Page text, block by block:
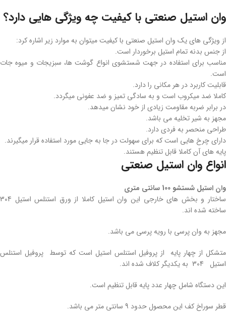
وان استیل صنعتی با کیفیت چه ویژگی هایی دارد؟
از ویژگی های یک وان استیل صنعتی با کیفیت میتوان به موارد زیر اشاره کرد:
از جنس بدنه تمام استیل برخوردار است.
مناسب برای استفاده در جهت شستشوی انواع گوشت ها، سبزیجات و میوه جات
است.
قابلیت کاربرد در هر مکانی را دارد.
کاملا ضد میکروب است و به سادگی تمیز و ضد عفونی میگردد.
در برابر ضربه مقاومت زیادی از خود نشان میدهد.
مجهز به شیر تخلیه می باشد.
طراحی منحصر به فردی دارد.
دارای چرخ هایی است که برای سهولت در جا به جایی مورد استفاده قرار میگیرند.
پایه های آن کاملا قابل تنظیم هستند.
انواع وان استیل صنعتی
وان استیل شستشو 100 سانتی متری
ساختار و بخش های خارجی این وان استیل کاملا از ورق استنلس استیل 304
ساخته شده اند.
مجهز به وان پرسی با رویه پرسی می باشد.
متشکل از چهار پایه از پروفیل استنلس استیل است که توسط پروفیل استنلس
استیل 304 به یکدیگر کلاف شده اند.
این دستگاه شامل چهار عدد پایه قابل تنظیم است.
قطر سوراخ کف این محصول حدود 9 سانتی متر می باشد.